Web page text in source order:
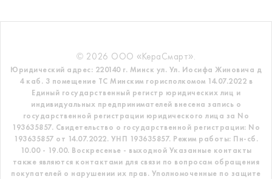
© 2026 ООО «КераСмарт».
Юридический адрес: 220140 г. Минск ул. Ул. Иосифа Жиновича д
4 каб. 3 помещение ТС Минским горисполкомом 14.07.2022 в
Единый государственный регистр юридических лиц и
индивидуальных предпринимателей внесена запись о
государственной регистрации юридического лица за No
193635857. Свидетельство о государственной регистрации: No
193635857 от 14.07.2022. УНП 193635857. Режим работы: Пн-сб.
10.00 - 19.00. Воскресенье - выходной Указанные контакты
также являются контактами для связи по вопросам обращения
покупателей о нарушении их прав. Уполномоченные по защите